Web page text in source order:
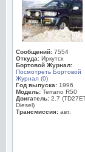
Сообщений: 7554
Откуда: Иркутск
Бортовой Журнал:
Посмотреть Бортовой
Журнал (0)
Год выпуска: 1996
Модель: Terrano R50
Двигатель: 2.7
Diesel)
Трансмиссия: авт.